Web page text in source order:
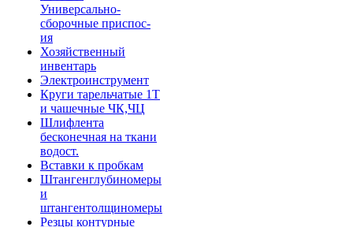
Универсально-
сборочные приспос-
ия
Хозяйственный
инвентарь
Электроинструмент
Круги тарельчатые 1Т
и чашечные ЧК,ЧЦ
Шлифлента
бесконечная на ткани
водост.
Вставки к пробкам
Штангенглубиномеры
и
штангентолщиномеры
Резцы контурные